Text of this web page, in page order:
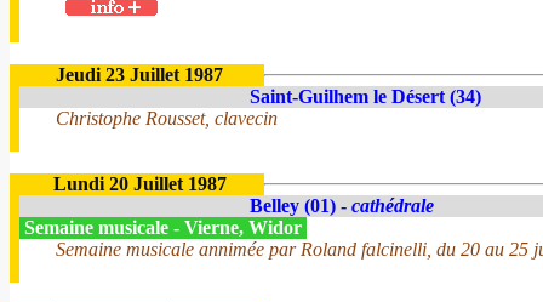
Jeudi 23 Juillet 1987
Saint-Guilhem le Désert (34)
Christophe Rousset, clavecin
Lundi 20 Juillet 1987
Belley (01) - cathédrale
Semaine musicale - Vierne, Widor
Semaine musicale annimée par Roland falcinelli, du 20 au 25